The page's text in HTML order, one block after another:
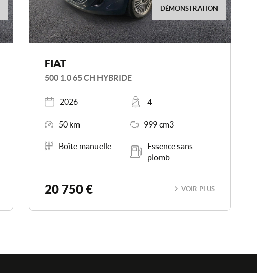
DÉMONSTRATION
FIAT
500 1.0 65 CH HYBRIDE
Année
2026
Places
4
Kilométrage
50 km 999 cm3
Boîte de vitesse
Boîte manuelle
Essence sans
plomb
20 750 € VOIR PLUS